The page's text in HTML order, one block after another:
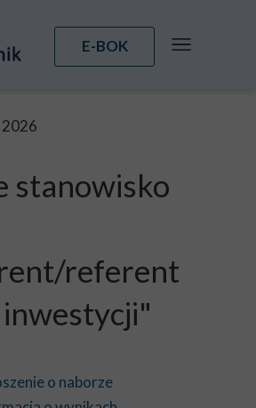
stanowisko
referent
inwestycji"
o naborze
E-BOK